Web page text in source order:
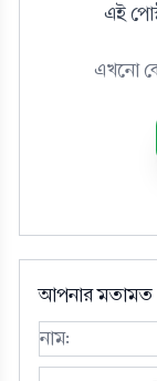
এই
এখনো
আপনার মতামত